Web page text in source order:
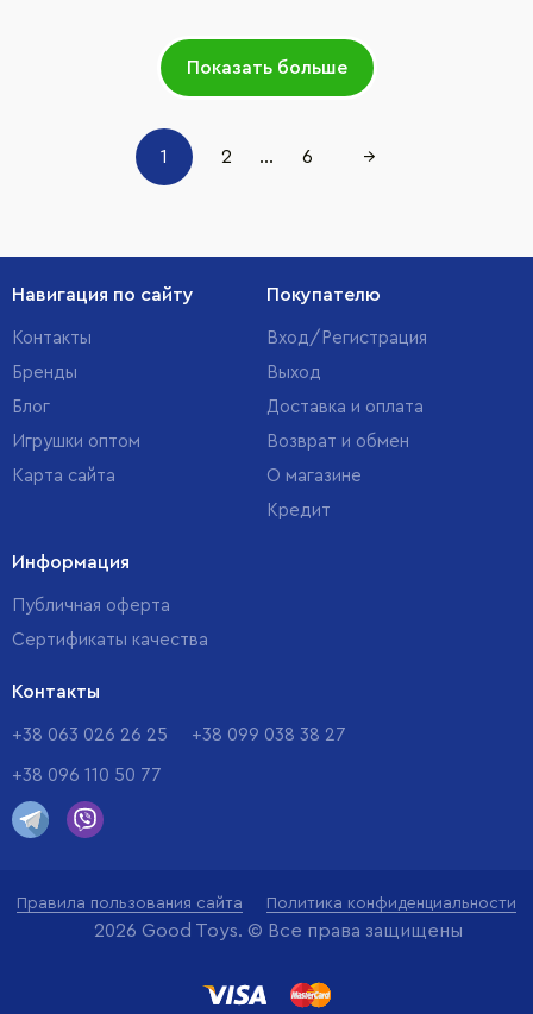
Показать больше
1 2 ... 6 →
Навигация по сайту
Контакты
Бренды
Блог
Игрушки оптом
Карта сайта
Покупателю
Вход/Регистрация
Выход
Доставка и оплата
Возврат и обмен
О магазине
Кредит
Информация
Публичная оферта
Сертификаты качества
Контакты
+38 063 026 26 25 +38 099 038 38 27
+38 096 110 50 77
Правила пользования сайта Политика конфиденциальности
2026 Good Toys. © Все права защищены